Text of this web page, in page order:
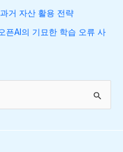
거 자산 활용 전략
픈AI의 기묘한 학습 오류 사